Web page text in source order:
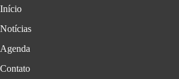
Início
Notícias
Agenda
Contato